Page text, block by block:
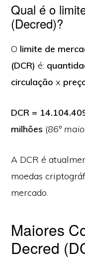
Qual é o
(Decred)?
O limite de
(DCR) é:
circulaçãox
DCR =
milhões (86º
A DCR é
moedas
mercado.
Maiores
Decred